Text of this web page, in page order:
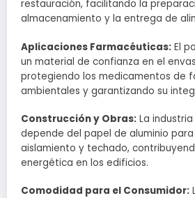
restauración, facilitando la
almacenamiento y la entrega de
Aplicaciones Farmacéuticas: El
un material de confianza en el
protegiendo los medicamentos de
ambientales y garantizando su
Construcción y Obras: La
depende del papel de aluminio
aislamiento y techado,
energética en los edificios.
Comodidad para el Consumidor: